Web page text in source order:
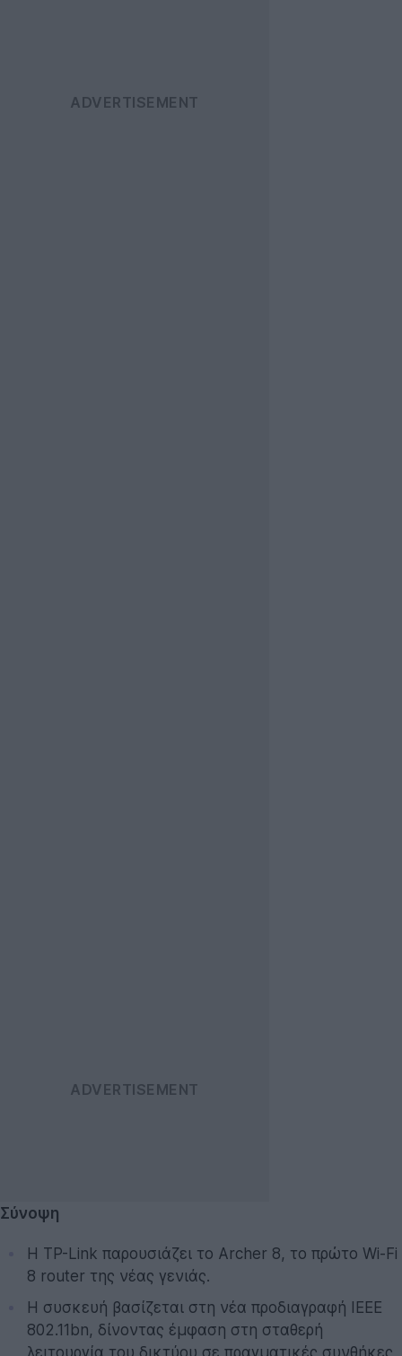
Σύνοψη
Η TP-Link παρουσιάζει το Archer 8, το πρώτο Wi-Fi
8 router της νέας γενιάς.
Η συσκευή βασίζεται στη νέα προδιαγραφή IEEE
802.11bn, δίνοντας έμφαση στη σταθερή
λειτουργία του δικτύου σε πραγματικές συνθήκες